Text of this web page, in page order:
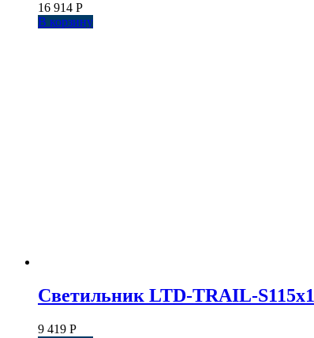
16 914 Р
В корзину
Светильник LTD-TRAIL-
9 419 Р